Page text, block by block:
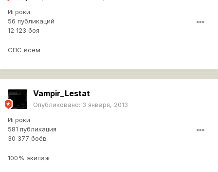
Игроки
56 публикаций
12 123 боя
СПС всем
Vampir_Lestat
Опубликовано: 3 января, 2013
Игроки
581 публикация
30 377 боёв
100% экипаж